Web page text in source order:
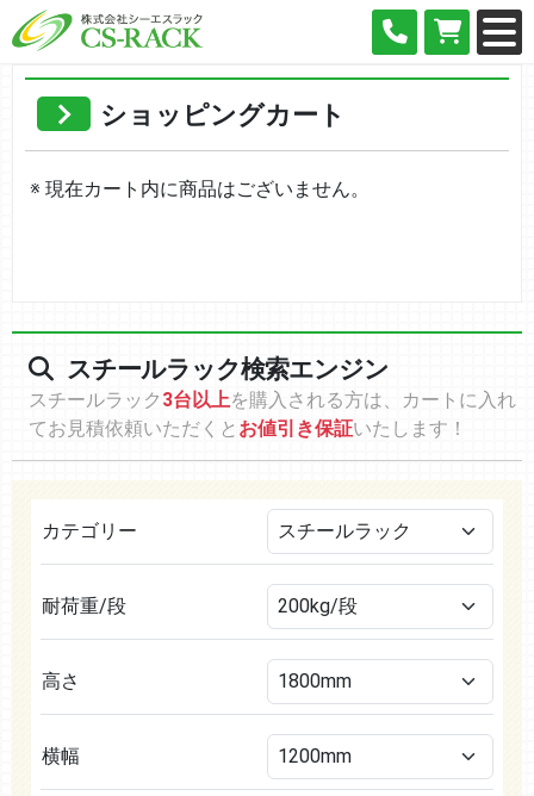
ショッピングカート
※ 現在カート内に商品はございません。
スチールラック検索エンジン
スチールラック 3台以上を購入される方は、カートに入れ
てお見積依頼いただくと お値引き保証いたします！
カテゴリー
耐荷重/段
高さ
横幅